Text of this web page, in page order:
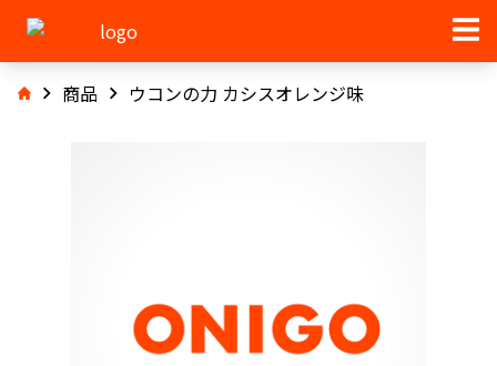
商品 ウコンの力 カシスオレンジ味